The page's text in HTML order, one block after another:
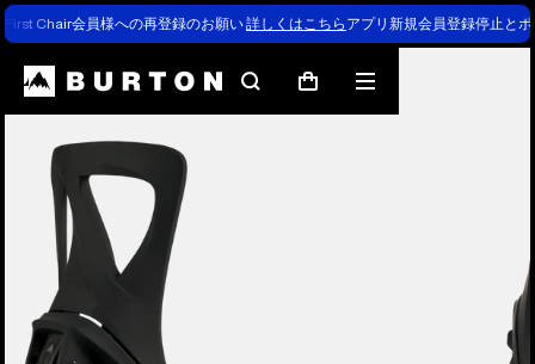
First Chair会員様への再登録のお願い詳しくはこちら アプリ新規会員登録停止と
検
索
カ
メ
ニ
Burtonの専門家による解説